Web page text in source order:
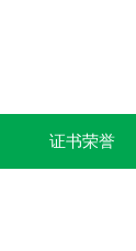
证书荣誉